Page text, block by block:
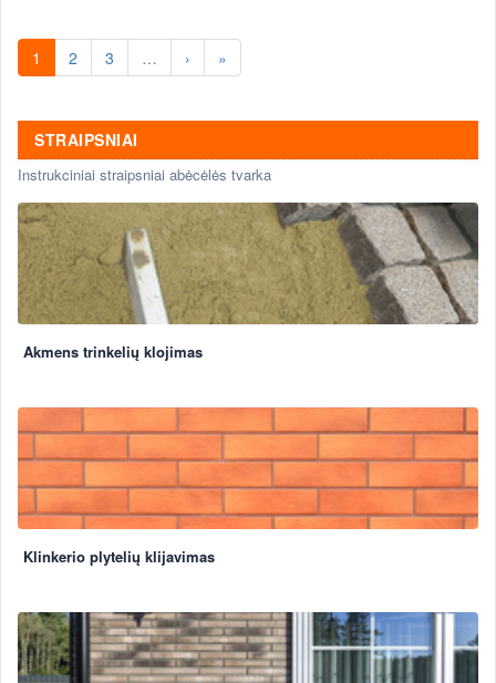
1 2 3 … › »
STRAIPSNIAI
Instrukciniai straipsniai abėcėlės tvarka
Akmens trinkelių klojimas
Klinkerio plytelių klijavimas